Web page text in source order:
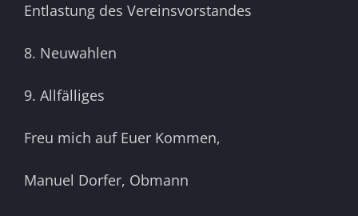
Entlastung des Vereinsvorstandes
8. Neuwahlen
9. Allfälliges
Freu mich auf Euer Kommen,
Manuel Dorfer, Obmann